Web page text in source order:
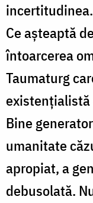
Ce aşteaptă
întoarcerea
Taumaturg
existenţialistă
Bine
umanitate
apropiat, a
debusolată.